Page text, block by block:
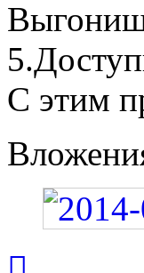
С этим